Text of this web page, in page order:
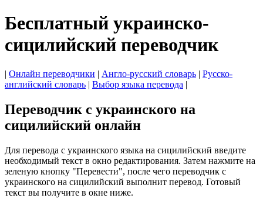
Бесплатный украинско-
сицилийский переводчик
| Онлайн переводчики | Англо-русский словарь | Русско-
английский словарь | Выбор языка перевода |
Переводчик с украинского на
сицилийский онлайн
Для перевода с украинского языка на сицилийский введите
необходимый текст в окно редактирования. Затем нажмите на
зеленую кнопку "Перевести", после чего переводчик с
украинского на сицилийский выполнит перевод. Готовый
текст вы получите в окне ниже.